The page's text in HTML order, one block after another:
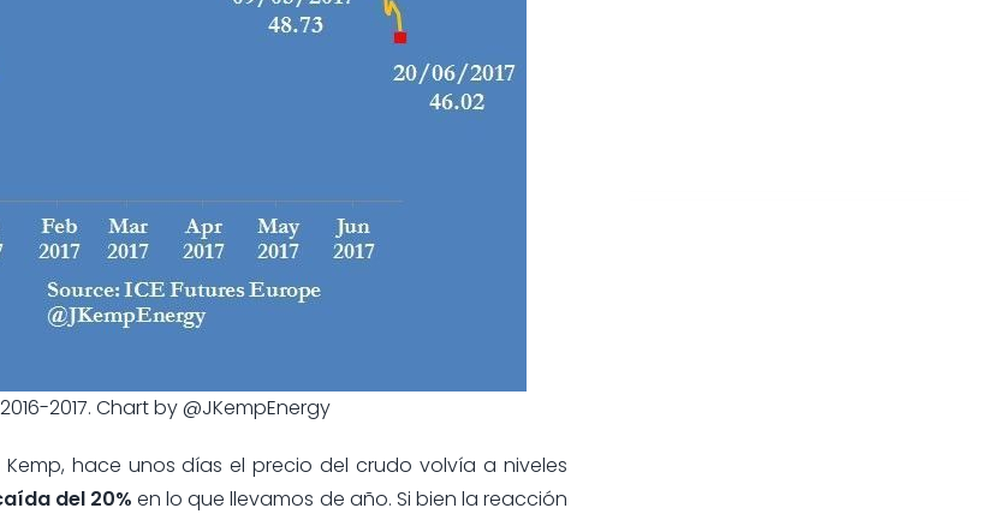
2017. Chart by @JKempEnergy
hace unos días el precio del crudo volvía a niveles
del 20% en lo que llevamos de año. Si bien la reacción